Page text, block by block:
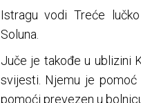
Istragu vodi Treće
Soluna.
Juče je takođe u ublizini
svijesti. Njemu je
pomoći prevezen u